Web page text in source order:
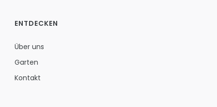
ENTDECKEN
Über uns
Garten
Kontakt